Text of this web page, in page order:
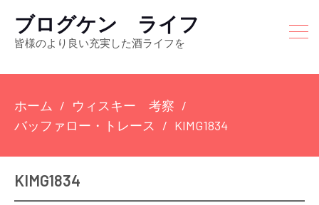
ブログケン ライフ
皆様のより良い充実した酒ライフを
ホーム
ウィスキー 考察
バッファロー・トレース
KIMG1834
KIMG1834